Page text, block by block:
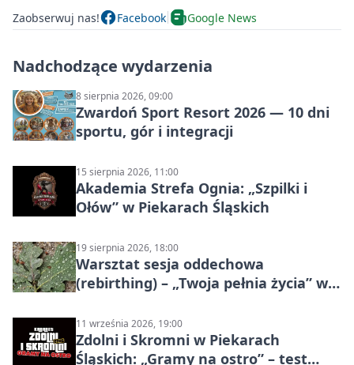
Zaobserwuj nas! Facebook Google News
Nadchodzące wydarzenia
8 sierpnia 2026, 09:00
Zwardoń Sport Resort 2026 — 10 dni
sportu, gór i integracji
15 sierpnia 2026, 11:00
Akademia Strefa Ognia: „Szpilki i
Ołów” w Piekarach Śląskich
19 sierpnia 2026, 18:00
Warsztat sesja oddechowa
(rebirthing) – „Twoja pełnia życia” w
11 września 2026, 19:00
Zdolni i Skromni w Piekarach
Śląskich: „Gramy na ostro” – test